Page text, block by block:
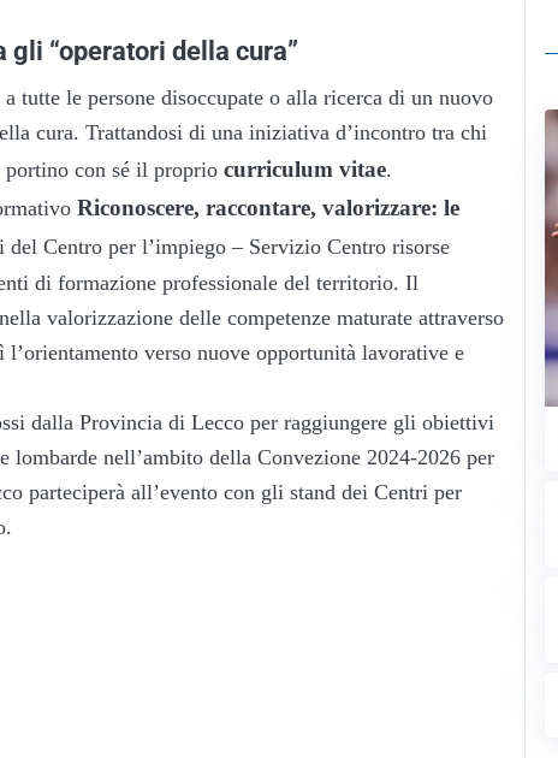
“operatori della cura”
tutte le persone disoccupate o alla ricerca di un nuovo
cura. Trattandosi di una iniziativa d’incontro tra chi
con sé il proprio curriculum vitae.
Riconoscere, raccontare, valorizzare: le
Centro per l’impiego – Servizio Centro risorse
di formazione professionale del territorio. Il
valorizzazione delle competenze maturate attraverso
verso nuove opportunità lavorative e
dalla Provincia di Lecco per raggiungere gli obiettivi
lombarde nell’ambito della Convezione 2024-2026 per
parteciperà all’evento con gli stand dei Centri per